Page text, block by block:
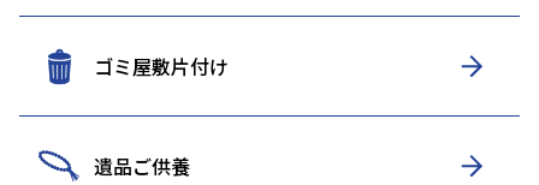
ゴミ屋敷片付け
遺品ご供養